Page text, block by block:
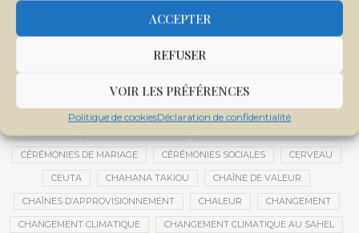
ACCEPTER
REFUSER
VOIR LES PRÉFÉRENCES
Politique de cookiesDéclaration de confidentialité
CENTRE DE SANTÉ COMMUNAUTAIRE
CENTRE INTERNATIONAL DE CONFÉRENCES DE BAMAKO
CENTRE MALI
CENTRE NATIONAL DES EXAMENS ET CONCOURS DE L’ÉDUCATION
CENTRES DE DONNÉES CERCLE DE RÉFLEXION À DISTANCE
CÉRÉMONIES DE MARIAGE CÉRÉMONIES SOCIALES CERVEAU
CEUTA CHAHANA TAKIOU CHAÎNE DE VALEUR
CHAÎNES D’APPROVISIONNEMENT CHALEUR CHANGEMENT
CHANGEMENT CLIMATIQUE CHANGEMENT CLIMATIQUE AU SAHEL